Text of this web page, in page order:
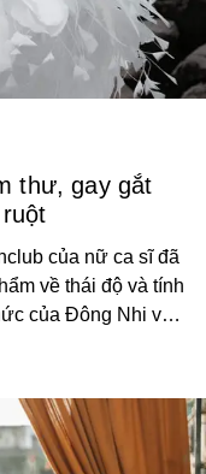
thư, gay gắt
của nữ ca sĩ đã
về thái độ và tính
của Đông Nhi vào